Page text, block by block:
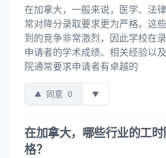
在加拿大，一般来说，医学、法
常对降分录取要求更为严格。这
到的竞争非常激烈，因此学校在
申请者的学术成绩、相关经验以
院通常要求申请者有卓越的
同意 0
在加拿大，哪些行业的工
格？